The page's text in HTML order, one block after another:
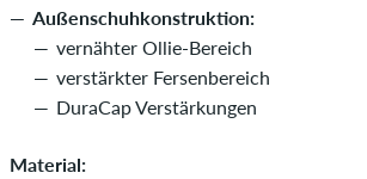
Außenschuhkonstruktion:
vernähter Ollie-Bereich
verstärkter Fersenbereich
DuraCap Verstärkungen
Material: